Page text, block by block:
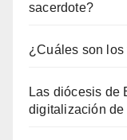
sacerdote?
¿Cuáles son
Las diócesis de
digitalización